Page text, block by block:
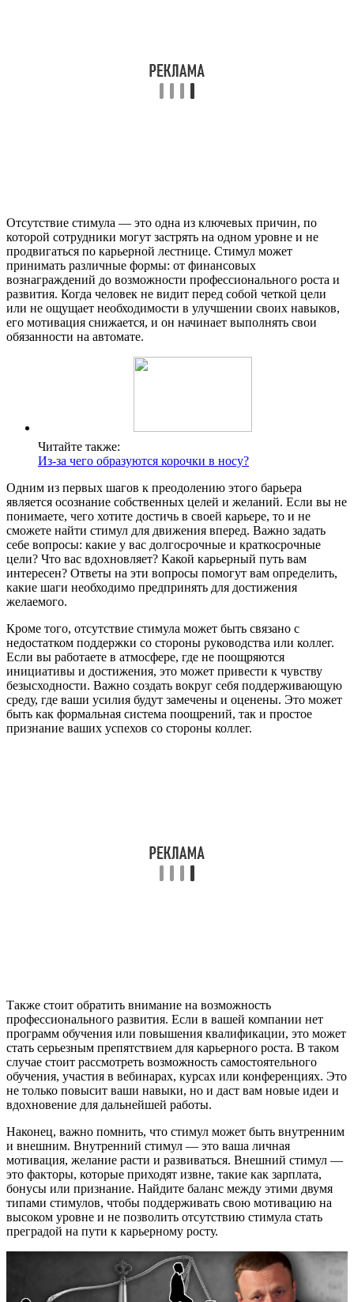
Отсутствие стимула — это одна из ключевых причин, по
которой сотрудники могут застрять на одном уровне и не
продвигаться по карьерной лестнице. Стимул может
принимать различные формы: от финансовых
вознаграждений до возможности профессионального роста и
развития. Когда человек не видит перед собой четкой цели
или не ощущает необходимости в улучшении своих навыков,
его мотивация снижается, и он начинает выполнять свои
обязанности на автомате.
Читайте также:
Из-за чего образуются корочки в носу?
Одним из первых шагов к преодолению этого барьера
является осознание собственных целей и желаний. Если вы не
понимаете, чего хотите достичь в своей карьере, то и не
сможете найти стимул для движения вперед. Важно задать
себе вопросы: какие у вас долгосрочные и краткосрочные
цели? Что вас вдохновляет? Какой карьерный путь вам
интересен? Ответы на эти вопросы помогут вам определить,
какие шаги необходимо предпринять для достижения
желаемого.
Кроме того, отсутствие стимула может быть связано с
недостатком поддержки со стороны руководства или коллег.
Если вы работаете в атмосфере, где не поощряются
инициативы и достижения, это может привести к чувству
безысходности. Важно создать вокруг себя поддерживающую
среду, где ваши усилия будут замечены и оценены. Это может
быть как формальная система поощрений, так и простое
признание ваших успехов со стороны коллег.
Также стоит обратить внимание на возможность
профессионального развития. Если в вашей компании нет
программ обучения или повышения квалификации, это может
стать серьезным препятствием для карьерного роста. В таком
случае стоит рассмотреть возможность самостоятельного
обучения, участия в вебинарах, курсах или конференциях. Это
не только повысит ваши навыки, но и даст вам новые идеи и
вдохновение для дальнейшей работы.
Наконец, важно помнить, что стимул может быть внутренним
и внешним. Внутренний стимул — это ваша личная
мотивация, желание расти и развиваться. Внешний стимул —
это факторы, которые приходят извне, такие как зарплата,
бонусы или признание. Найдите баланс между этими двумя
типами стимулов, чтобы поддерживать свою мотивацию на
высоком уровне и не позволить отсутствию стимула стать
преградой на пути к карьерному росту.